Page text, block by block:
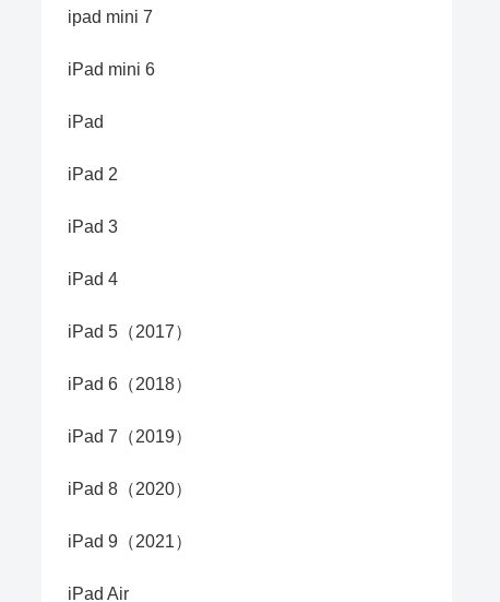
ipad mini 7
iPad mini 6
iPad
iPad 2
iPad 3
iPad 4
iPad 5（2017）
iPad 6（2018）
iPad 7（2019）
iPad 8（2020）
iPad 9（2021）
iPad Air